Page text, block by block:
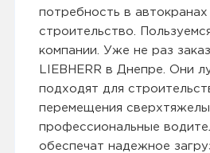
потребность в автокранах
строительство.
компании. Уже не раз
LIEBHERR в Днепре. Они
подходят для
перемещения
профессиональные
обеспечат надежное